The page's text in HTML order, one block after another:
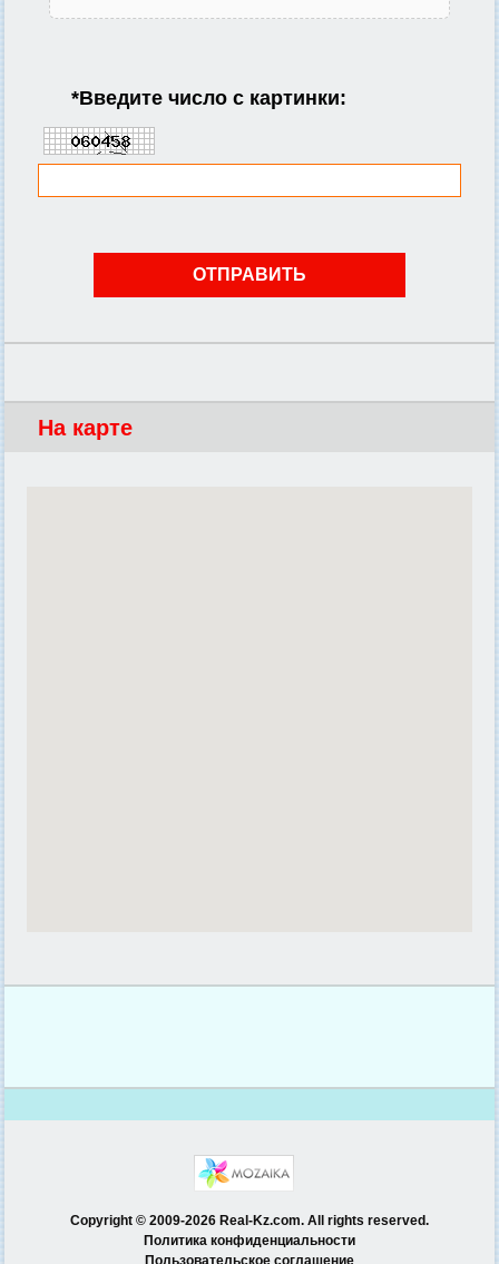
*Введите число с картинки:
На карте
Copyright © 2009-2026 Real-Kz.com. All rights reserved.
Политика конфиденциальности
Пользовательское соглашение